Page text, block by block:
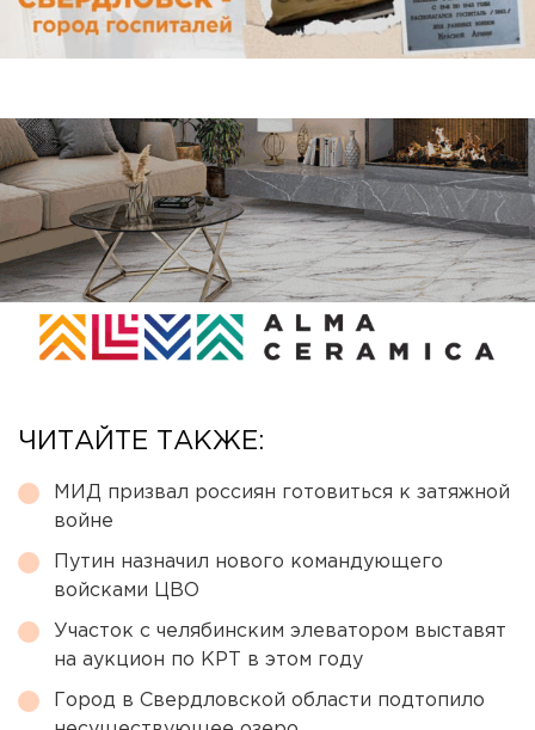
ЧИТАЙТЕ ТАКЖЕ:
МИД призвал россиян готовиться к затяжной
войне
Путин назначил нового командующего
войсками ЦВО
Участок с челябинским элеватором выставят
на аукцион по КРТ в этом году
Город в Свердловской области подтопило